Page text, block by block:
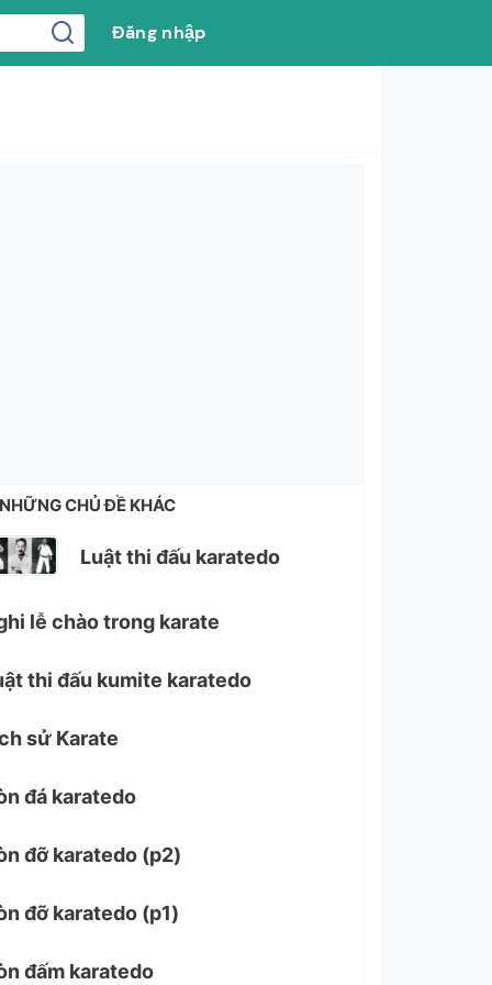
Đăng nhập
NHỮNG CHỦ ĐỀ KHÁC
Luật thi đấu karatedo
lễ chào trong karate
thi đấu kumite karatedo
sử Karate
đá karatedo
đỡ karatedo (p2)
đỡ karatedo (p1)
đấm karatedo